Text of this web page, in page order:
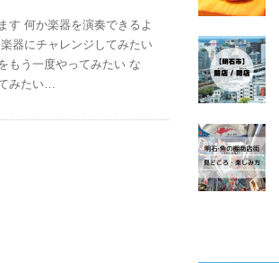
す 何か楽器を演奏できるよ
器にチャレンジしてみたい
もう一度やってみたい な
みたい…